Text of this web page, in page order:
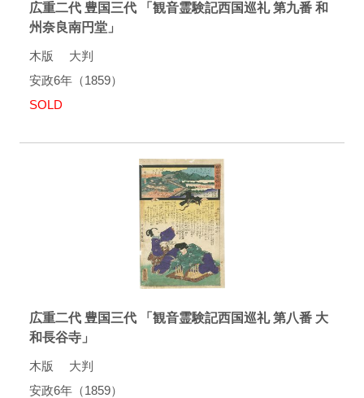
広重二代 豊国三代 「観音霊験記西国巡礼 第九番 和
州奈良南円堂」
木版 大判
安政6年（1859）
SOLD
広重二代 豊国三代 「観音霊験記西国巡礼 第八番 大
和長谷寺」
木版 大判
安政6年（1859）